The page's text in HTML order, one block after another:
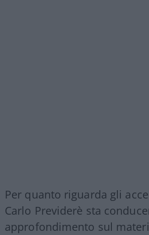
Per quanto riguarda gli
Carlo Previderè sta
approfondimento sul